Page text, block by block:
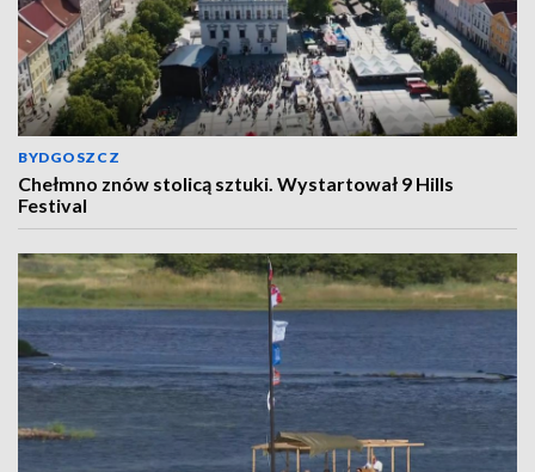
BYDGOSZCZ
Chełmno znów stolicą sztuki. Wystartował 9 Hills
Festival